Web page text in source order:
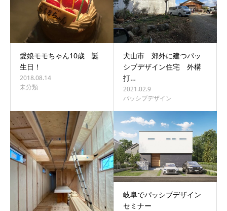
愛娘モモちゃん10歳 誕
生日！
2018.08.14
未分類
犬山市 郊外に建つパッ
シブデザイン住宅 外構
打…
2021.02.9
パッシブデザイン
岐阜でパッシブデザイン
セミナー